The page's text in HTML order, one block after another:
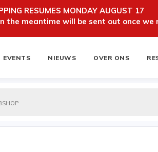
RESUMES MONDAY AUGUST 17
the meantime will be sent out once we
EVENTS NIEUWS OVER ONS